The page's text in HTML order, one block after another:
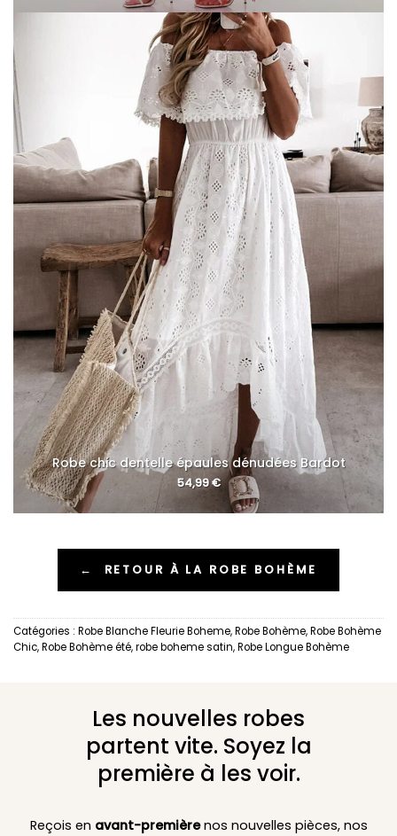
Robe chic dentelle épaules dénudées Bardot
54,99€
← RETOUR À LA ROBE BOHÈME
Catégories : Robe Blanche Fleurie Boheme,Robe Bohème,Robe Bohème
Chic,Robe Bohème été,robe boheme satin,Robe Longue Bohème
Les nouvelles robes
partent vite. Soyez la
première à les voir.
Reçois en avant-premièrenos nouvelles pièces, nos